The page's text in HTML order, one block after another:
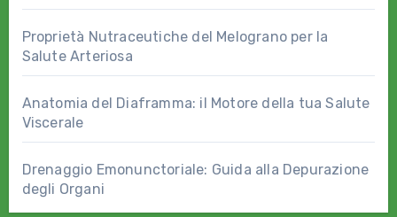
Proprietà Nutraceutiche del Melograno per la
Salute Arteriosa
Anatomia del Diaframma: il Motore della tua Salute
Viscerale
Drenaggio Emonunctoriale: Guida alla Depurazione
degli Organi